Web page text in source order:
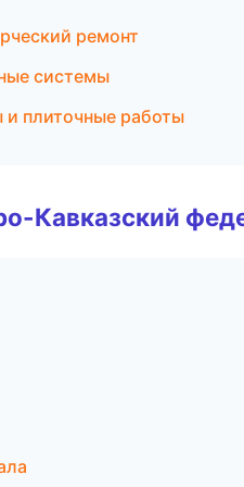
ремонт
системы
плиточные работы
Кавказский